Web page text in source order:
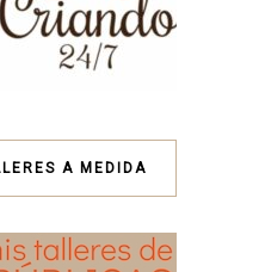
A MEDIDA